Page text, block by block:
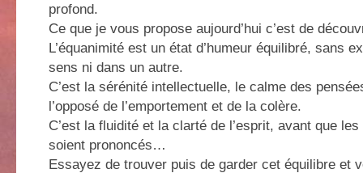
profond.
Ce que je vous propose aujourd’hui c’est de
L’équanimité est un état d’humeur équilibré, sans
sens ni dans un autre.
C’est la sérénité intellectuelle, le calme des
l’opposé de l’emportement et de la colère.
C’est la fluidité et la clarté de l’esprit, avant que
soient prononcés…
Essayez de trouver puis de garder cet équilibre et